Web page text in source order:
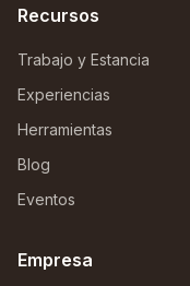
Recursos
Trabajo y Estancia
Experiencias
Herramientas
Blog
Eventos
Empresa